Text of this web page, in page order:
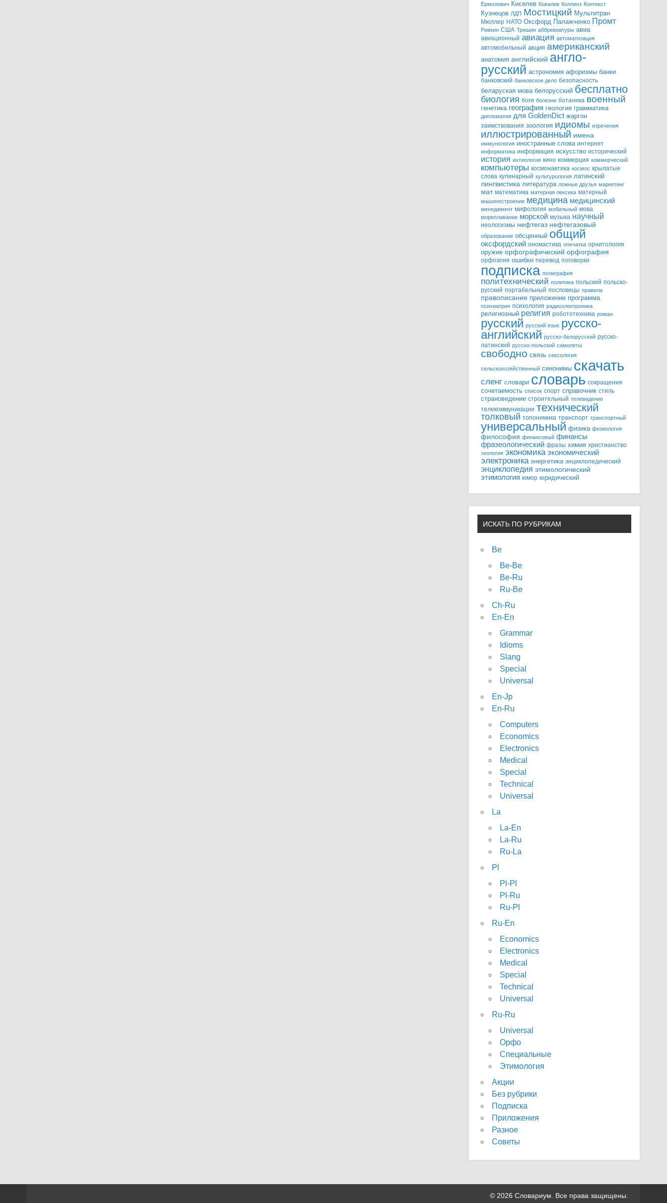
Ермолович Киселев Ковалев Коллинз Контекст
Кузнецов ЛДП Мостицкий Мультитран
Мюллер НАТО Оксфорд Палажченко Промт
Ривкин США Тришин аббревиатуры авиа
авиационный авиация автоматизация
автомобильный акция американский
анатомия английский англо-
русский астрономия афоризмы банки
банковский банковское дело безопасность
беларуская мова белорусский бесплатно
биология боги болезни ботаника военный
генетика география геология грамматика
дипломатия для GoldenDict жаргон
заимствования зоология идиомы изречения
иллюстрированный имена
иммунология иностранные слова интернет
информатика информация искусство исторический
история ихтиология кино коммерция коммерческий
компьютеры космонавтика космос крылатые
слова кулинарный культурология латинский
лингвистика литература ложные друзья маркетинг
мат математика матерная лексика матерный
машиностроение медицина медицинский
менеджмент мифология мобильный мова
мореплавание морской музыка научный
неологизмы нефтегаз нефтегазовый
образование обсценный общий
оксфордский ономастика опечатка орнитология
оружие орфографический орфография
орфоэпия ошибки перевод поговорки
подписка полиграфия
политехнический политика польский польско-
русский портабельный пословицы правила
правописание приложение программа
психиатрия психология радиоэлектроника
религиозный религия робототехника роман
русский русский язык русско-
английский русско-белорусский русско-
латинский русско-польский самолеты
свободно связь сексология
сельскохозяйственный синонимы скачать
сленг словари словарь сокращения
сочетаемость список спорт справочник стиль
страноведение строительный телевидение
телекоммуникации технический
толковый топонимика транспорт транспортный
универсальный физика физиология
философия финансовый финансы
фразеологический фразы химия христианство
экология экономика экономический
электроника энергетика энциклопедический
энциклопедия этимологический
этимология юмор юридический
ИСКАТЬ ПО РУБРИКАМ
Be
Be-Be
Be-Ru
Ru-Be
Ch-Ru
En-En
Grammar
Idioms
Slang
Special
Universal
En-Jp
En-Ru
Computers
Economics
Electronics
Medical
Special
Technical
Universal
La
La-En
La-Ru
Ru-La
Pl
Pl-Pl
Pl-Ru
Ru-Pl
Ru-En
Economics
Electronics
Medical
Special
Technical
Universal
Ru-Ru
Universal
Орфо
Специальные
Этимология
Акции
Без рубрики
Подписка
Приложения
Разное
Советы
© 2026 Словариум. Все права защищены.